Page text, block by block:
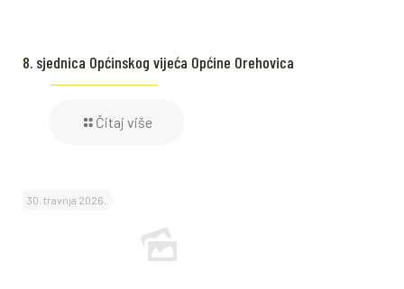
8. sjednica Općinskog vijeća Općine Orehovica
Čitaj više
30. travnja 2026.